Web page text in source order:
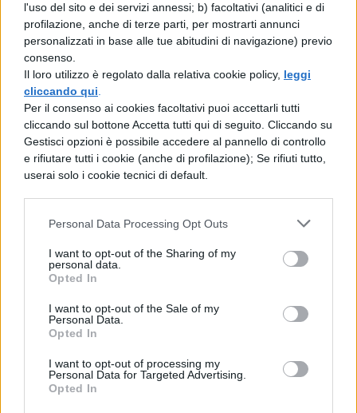
l'uso del sito e dei servizi annessi; b) facoltativi (analitici e di
profilazione, anche di terze parti, per mostrarti annunci
personalizzati in base alle tue abitudini di navigazione) previo
consenso.
Il loro utilizzo è regolato dalla relativa cookie policy, leggi
cliccando qui
Per il consenso ai cookies facoltativi puoi accettarli tutti
cliccando sul bottone Accetta tutti qui di seguito. Cliccando su
Gestisci opzioni è possibile accedere al pannello di controllo
e rifiutare tutti i cookie (anche di profilazione); Se rifiuti tutto,
userai solo i cookie tecnici di default.
Personal Data Processing Opt Outs
I want to opt-out of the Sharing of my
personal data.
Opted In
I want to opt-out of the Sale of my
Personal Data.
Opted In
I want to opt-out of processing my
Personal Data for Targeted Advertising.
Opted In
piuttosto che di autentica gioia.
Da questa teoria deriva l’infelicità
strutturale dell’essere umano. Come
Leopardi annota il 19-22 aprile 1826: «Tutto
è male. Cioè tutto quello che è, è male; che
ciascuna cosa esista è un male». La
disperazione non è dunque un’esperienza
contingente ma una conseguenza
inevitabile della costituzione stessa
dell’uomo, diviso tra desideri infiniti e
possibilità finite.
Questa riflessione sul piacere diventa il
nucleo teorico del pessimismo leopardiano,
non più limitato alla critica della società
contemporanea ma esteso alla condizione